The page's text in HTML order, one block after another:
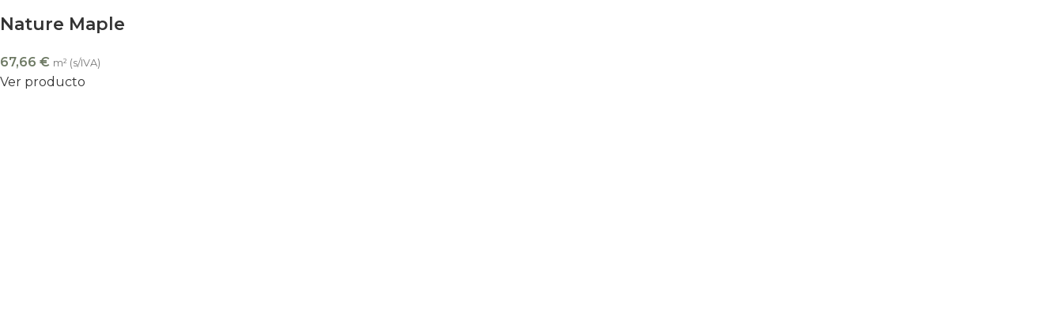
Nature Maple
67,66 € m² (s/IVA)
Ver producto